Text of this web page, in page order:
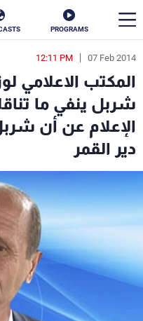
PROGRAMS
07 Feb 2014
12:11 PM
المكتب الاعلامي
شربل ينفي ما
الإعلام عن أن
دير القمر
en
الأخبار
سياسة
إقتصاد
منوعات
كأس العالم
جدول البرامج